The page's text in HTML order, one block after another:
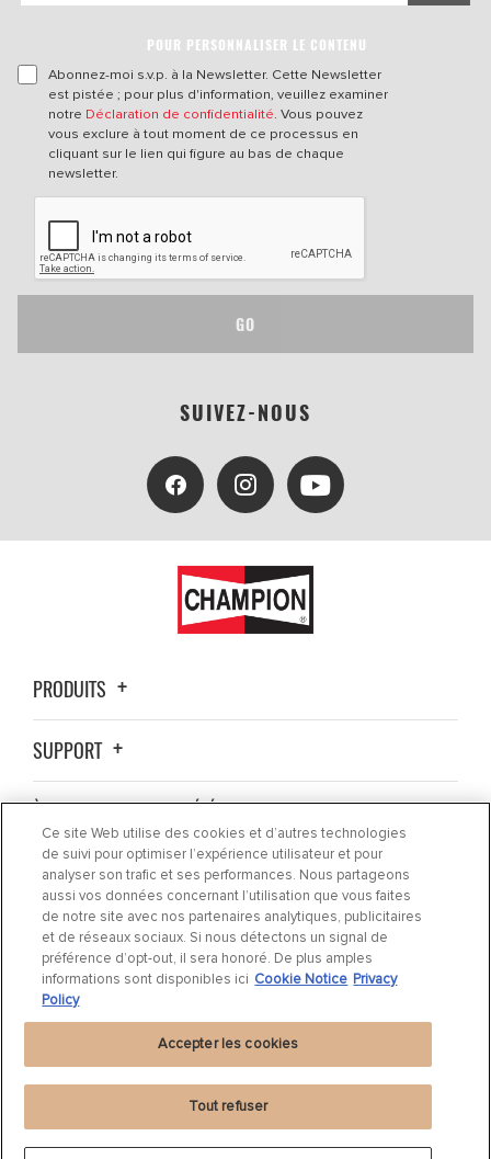
POUR PERSONNALISER LE CONTENU
Abonnez-moi s.v.p. à la Newsletter. Cette Newsletter
est pistée ; pour plus d'information, veuillez examiner
notre Déclaration de confidentialité. Vous pouvez
vous exclure à tout moment de ce processus en
cliquant sur le lien qui figure au bas de chaque
newsletter.
GO
SUIVEZ-NOUS
PRODUITS
SUPPORT
À PROPOS DE LA SOCIÉTÉ
OÙ ACHETER ?
ACTUALITÉS
CONTACTEZ-NOUS
Déclaration de confidentialité|Cookie Settings|Cookie Notice|Conditions
Ce site Web utilise des cookies et d’autres technologies
de suivi pour optimiser l’expérience utilisateur et pour
analyser son trafic et ses performances. Nous partageons
aussi vos données concernant l’utilisation que vous faites
de notre site avec nos partenaires analytiques, publicitaires
et de réseaux sociaux. Si nous détectons un signal de
préférence d’opt-out, il sera honoré. De plus amples
informations sont disponibles ici Cookie Notice Privacy
Policy
Tout refuser
Accepter les cookies